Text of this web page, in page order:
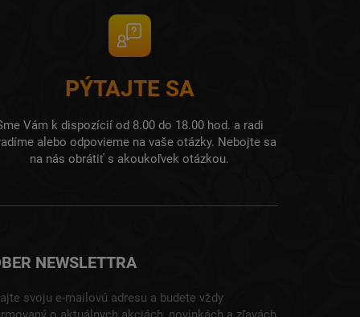
PÝTAJTE SA
Vám k dispozícií od 8.00 do 18.00 hod. a radi
alebo odpovieme na vaše otázky. Nebojte sa
na nás obrátiť s akoukoľvek otázkou.
NEWSLETTRA
svoju e-mailovú adresu a budete vždy